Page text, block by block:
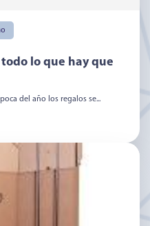
lo que hay que
del año los regalos se...